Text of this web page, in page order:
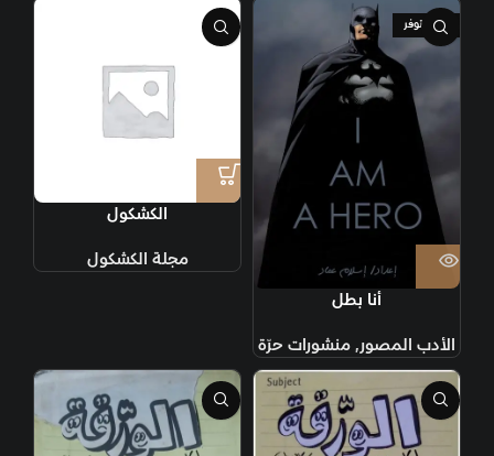
غير متوفر
أنا بطل
الأدب المصور, منشورات حرّة
الكشكول
مجلة الكشكول